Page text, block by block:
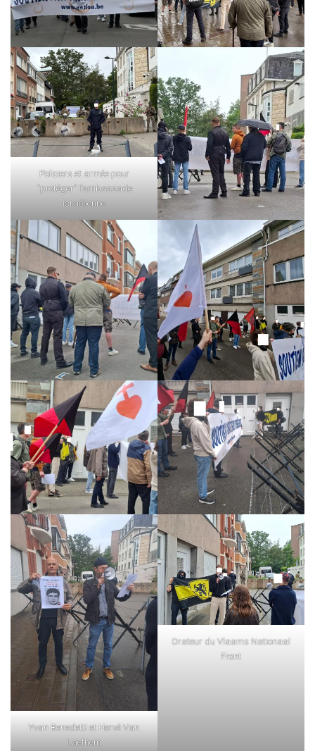
Policiers et armée pour
“protéger” l’ambassade
israélienne
Yvan Benedetti et Hervé Van
Laethem
Orateur du Vlaams Nationaal
Front